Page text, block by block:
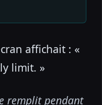
affichait : «
limit. »
remplit pendant